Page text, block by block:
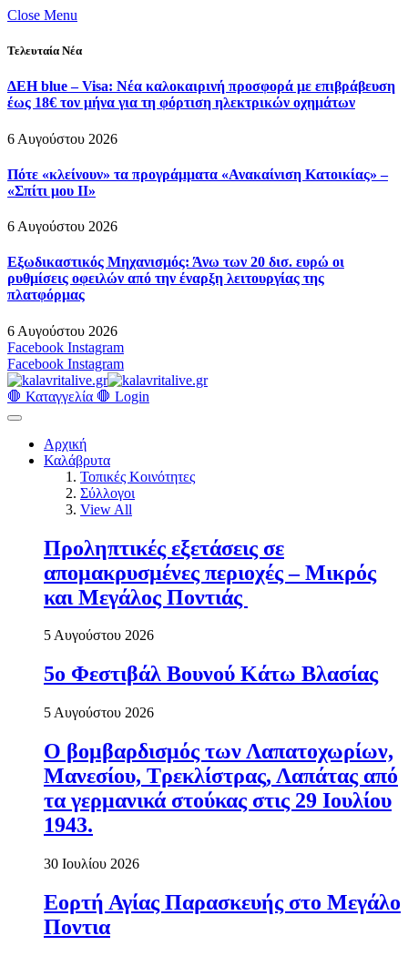
Close Menu
Τελευταία Νέα
ΔΕΗ blue – Visa: Νέα καλοκαιρινή προσφορά με επιβράβευση
έως 18€ τον μήνα για τη φόρτιση ηλεκτρικών οχημάτων
6 Αυγούστου 2026
Πότε «κλείνουν» τα προγράμματα «Ανακαίνιση Κατοικίας» –
«Σπίτι μου ΙΙ»
6 Αυγούστου 2026
Εξωδικαστικός Μηχανισμός: Άνω των 20 δισ. ευρώ οι
ρυθμίσεις οφειλών από την έναρξη λειτουργίας της
πλατφόρμας
6 Αυγούστου 2026
Facebook Instagram
Facebook Instagram
🛑 Καταγγελία 🛑 Login
Αρχική
Καλάβρυτα
Τοπικές Κοινότητες
Σύλλογοι
View All
Προληπτικές εξετάσεις σε
απομακρυσμένες περιοχές – Μικρός
και Μεγάλος Ποντιάς
5 Αυγούστου 2026
5ο Φεστιβάλ Βουνού Κάτω Βλασίας
5 Αυγούστου 2026
Ο βομβαρδισμός των Λαπατοχωρίων,
Μανεσίου, Τρεκλίστρας, Λαπάτας από
τα γερμανικά στούκας στις 29 Ιουλίου
1943.
30 Ιουλίου 2026
Εορτή Αγίας Παρασκευής στο Μεγάλο
Ποντια